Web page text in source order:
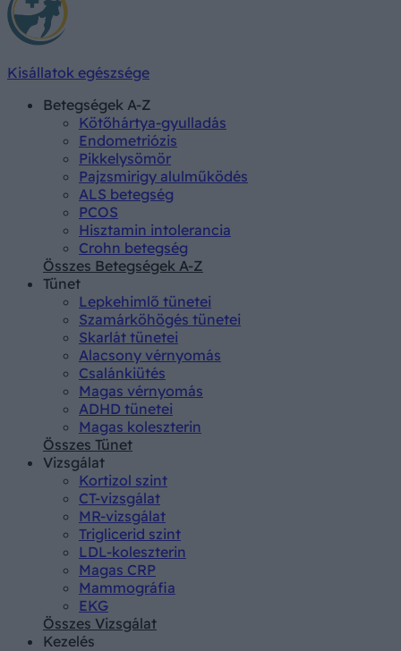
Kisállatok egészsége
Betegségek A-Z
Kötőhártya-gyulladás
Endometriózis
Pikkelysömör
Pajzsmirigy alulműködés
ALS betegség
PCOS
Hisztamin intolerancia
Crohn betegség
Összes Betegségek A-Z
Tünet
Lepkehimlő tünetei
Szamárköhögés tünetei
Skarlát tünetei
Alacsony vérnyomás
Csalánkiütés
Magas vérnyomás
ADHD tünetei
Magas koleszterin
Összes Tünet
Vizsgálat
Kortizol szint
CT-vizsgálat
MR-vizsgálat
Triglicerid szint
LDL-koleszterin
Magas CRP
Mammográfia
EKG
Összes Vizsgálat
Kezelés